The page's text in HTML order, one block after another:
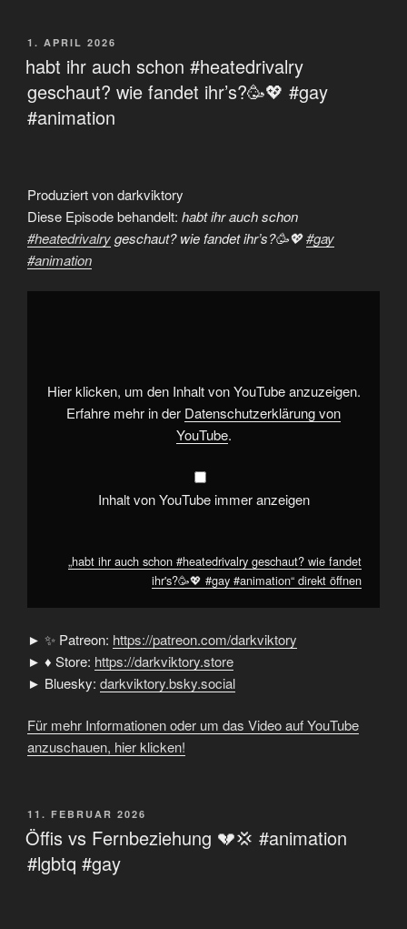
VERÖFFENTLICHT
AM
1. APRIL 2026
habt ihr auch schon #heatedrivalry
geschaut? wie fandet ihr’s?🥳💖 #gay
#animation
Produziert von darkviktory
Diese Episode behandelt: habt ihr auch schon
#heatedrivalrygeschaut? wie fandet ihr’s?🥳💖#gay
#animation
„habt
fandet
ihr's?Hier klicken, um den Inhalt von YouTube anzuzeigen.
Erfahre mehr in der Datenschutzerklärung von
YouTube.
Inhalt von YouTube immer anzeigen
„habt ihr auch schon #heatedrivalry geschaut? wie fandet
ihr's?🥳💖 #gay #animation“ direkt öffnen
► ✨ Patreon: https://patreon.com/darkviktory
► ♦ Store: https://darkviktory.store
► Bluesky: darkviktory.bsky.social
Für mehr Informationen oder um das Video auf YouTube
anzuschauen, hier klicken!
VERÖFFENTLICHT
AM
11. FEBRUAR 2026
Öffis vs Fernbeziehung 💔💢 #animation
#lgbtq #gay